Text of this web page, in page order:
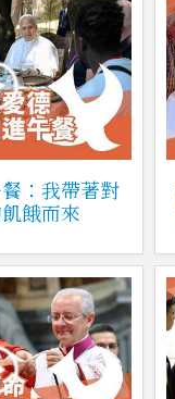
：我帶著對
餓而來